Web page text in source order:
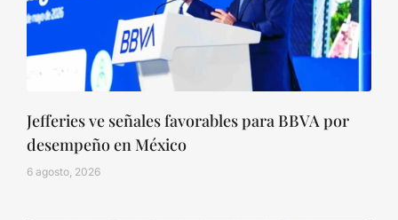
Jefferies ve señales favorables para BBVA por
desempeño en México
6 agosto, 2026